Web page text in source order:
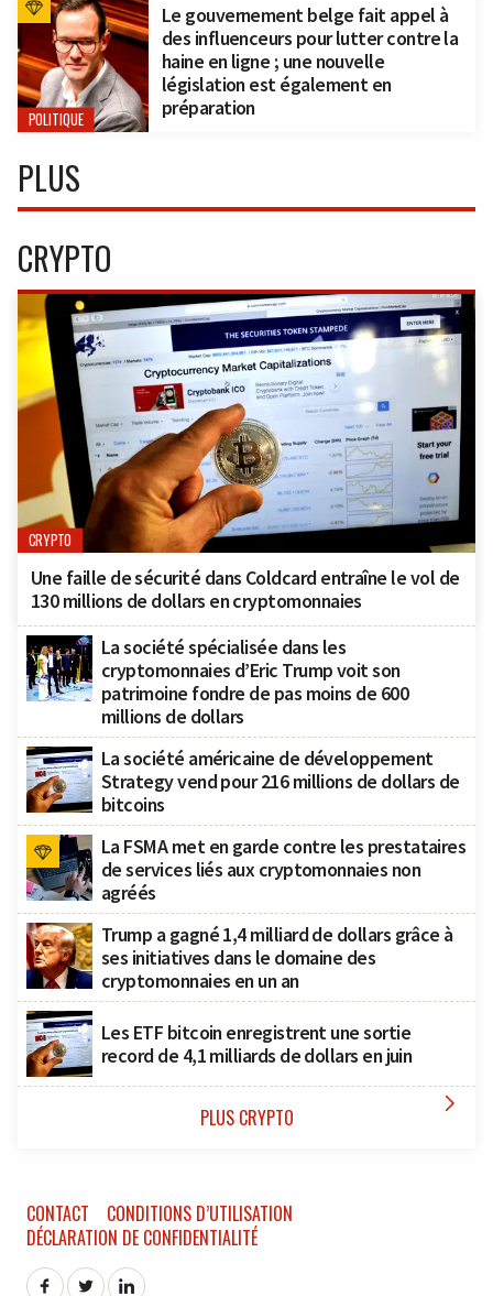
POLITIQUE
Le gouvernement belge fait appel à
des influenceurs pour lutter contre la
haine en ligne ; une nouvelle
législation est également en
préparation
PLUS
CRYPTO
CRYPTO
Une faille de sécurité dans Coldcard entraîne le vol de
130 millions de dollars en cryptomonnaies
La société spécialisée dans les
cryptomonnaies d’Eric Trump voit son
patrimoine fondre de pas moins de 600
millions de dollars
La société américaine de développement
Strategy vend pour 216 millions de dollars de
bitcoins
La FSMA met en garde contre les prestataires
de services liés aux cryptomonnaies non
agréés
Trump a gagné 1,4 milliard de dollars grâce à
ses initiatives dans le domaine des
cryptomonnaies en un an
Les ETF bitcoin enregistrent une sortie
record de 4,1 milliards de dollars en juin
PLUS CRYPTO 
CONTACT
CONDITIONS D’UTILISATION
DÉCLARATION DE CONFIDENTIALITÉ